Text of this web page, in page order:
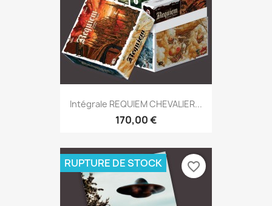
Intégrale REQUIEM CHEVALIER...
170,00 €
RUPTURE DE STOCK favorite_border